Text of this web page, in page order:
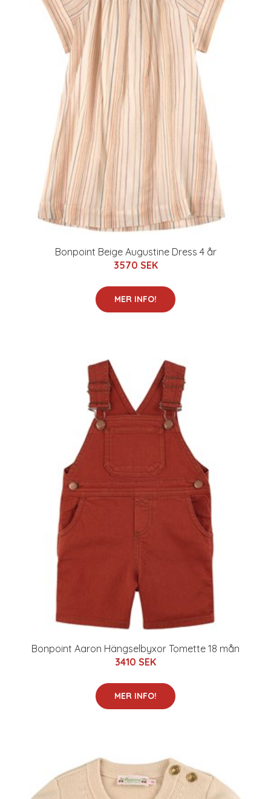
Bonpoint Beige Augustine Dress 4 år
3570 SEK
MER INFO!
Bonpoint Aaron Hängselbyxor Tomette 18 mån
3410 SEK
MER INFO!